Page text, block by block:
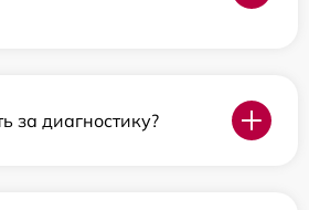
за диагностику?